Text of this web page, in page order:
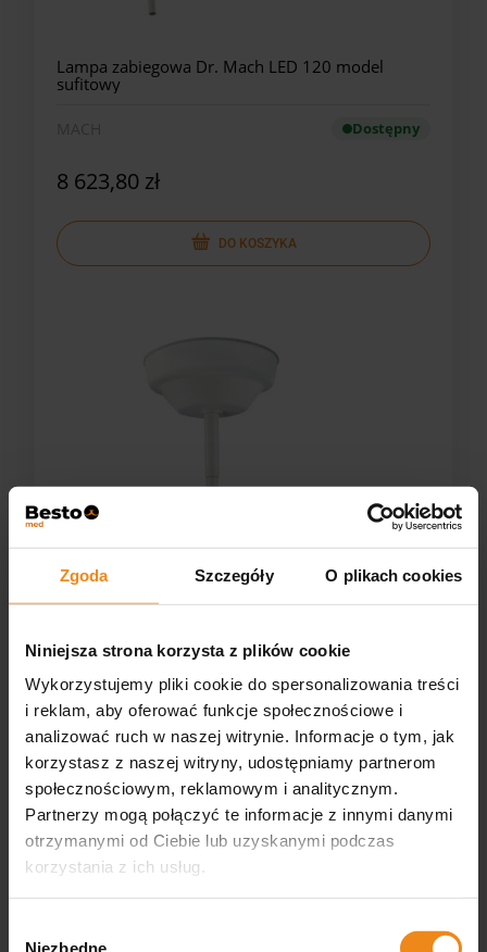
Zgoda Szczegóły O plikach cookies
Niniejsza strona korzysta z plików cookie
Wykorzystujemy pliki cookie do spersonalizowania treści
i reklam, aby oferować funkcje społecznościowe i
analizować ruch w naszej witrynie. Informacje o tym, jak
korzystasz z naszej witryny, udostępniamy partnerom
społecznościowym, reklamowym i analitycznym.
Partnerzy mogą połączyć te informacje z innymi danymi
otrzymanymi od Ciebie lub uzyskanymi podczas
korzystania z ich usług.
Niezbędne
Lampa zabiegowa Dr. Mach LED 120 model
sufitowy
Dostępny
8 623,80 zł
DO KOSZYKA
Lampa zabiegowa Mach LED 130F model
sufitowy
MACH Dostępny
11 655,00 zł